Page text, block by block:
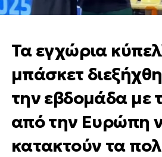
Τα εγχώρια
μπάσκετ
την εβδομάδα με
από την Ευρώπη
κατακτούν τα